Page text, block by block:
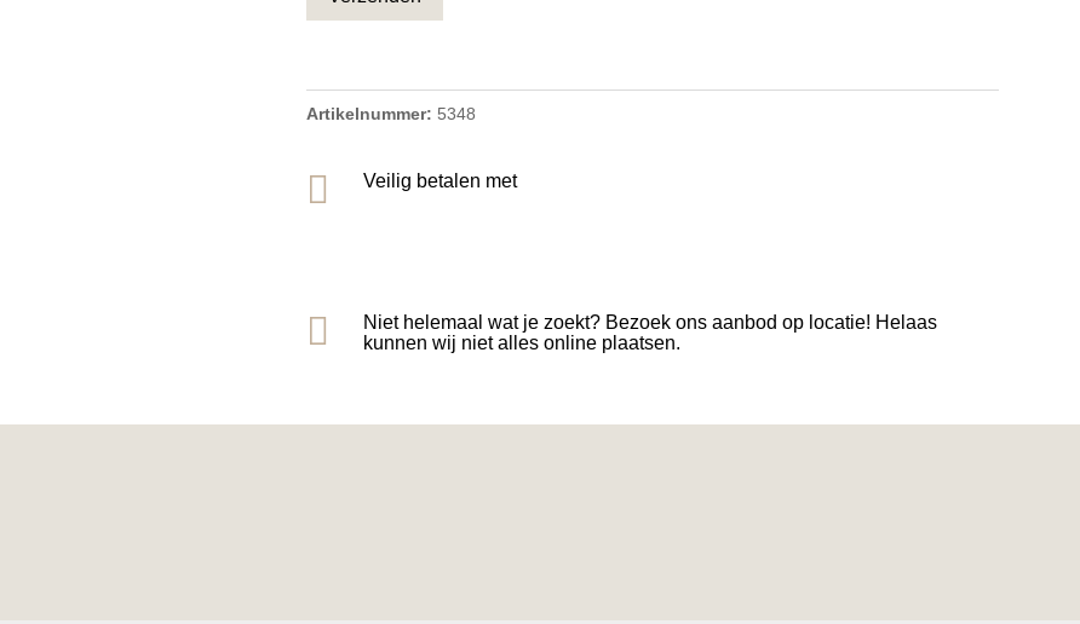
Artikelnummer: 5348
 Veilig betalen met

Niet helemaal wat je zoekt? Bezoek ons aanbod op locatie! Helaas
kunnen wij niet alles online plaatsen.